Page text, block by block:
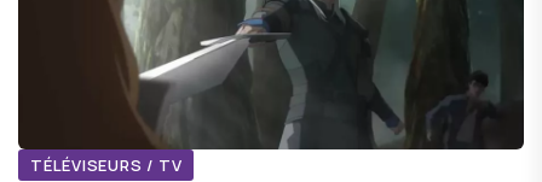
TÉLÉVISEURS / TV